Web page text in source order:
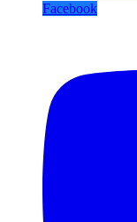
Facebook